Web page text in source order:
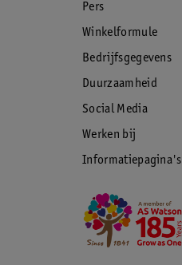
Pers
Winkelformule
Bedrijfsgegevens
Duurzaamheid
Social Media
Werken bij
Informatiepagina's